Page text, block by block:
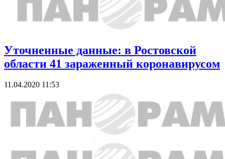
Уточненные данные: в Ростовской
области 41 зараженный коронавирусом
11.04.2020 11:53